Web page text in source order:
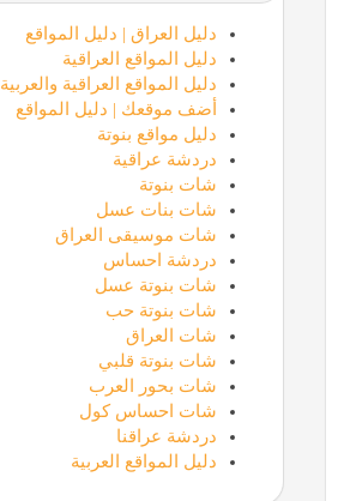
دليل العراق | دليل المواقع
دليل المواقع العراقية
دليل المواقع العراقية والعربية
أضف موقعك | دليل المواقع
دليل مواقع بنوتة
دردشة عراقية
شات بنوتة
شات بنات عسل
شات موسيقى العراق
دردشة احساس
شات بنوتة عسل
شات بنوتة حب
شات العراق
شات بنوتة قلبي
شات بحور العرب
شات احساس كول
دردشة عراقنا
دليل المواقع العربية